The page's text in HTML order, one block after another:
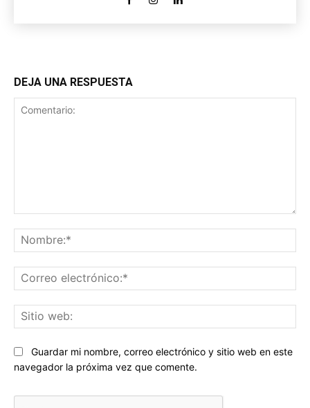
DEJA UNA RESPUESTA
Guardar mi nombre, correo electrónico y sitio web en este
navegador la próxima vez que comente.